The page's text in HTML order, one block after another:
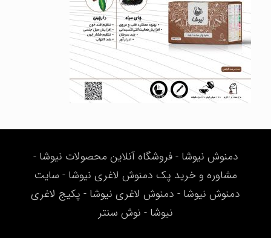
دمنوش نیوشا - فروشگاه آنلاین محصولات نیوشا -
مشاوره و خرید پک دمنوش لاغری نیوشا - سایت
دمنوش نیوشا - دمنوش لاغری نیوشا - پکیج لاغری
نیوشا - نوش سنتر